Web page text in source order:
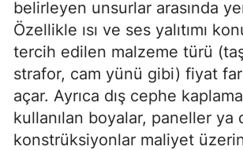
belirleyen unsurlar arasında
Özellikle ısı ve ses yalıtımı
tercih edilen malzeme türü
strafor, cam yünü gibi) fiyat
açar. Ayrıca dış cephe
kullanılan boyalar, paneller ya
konstrüksiyonlar maliyet